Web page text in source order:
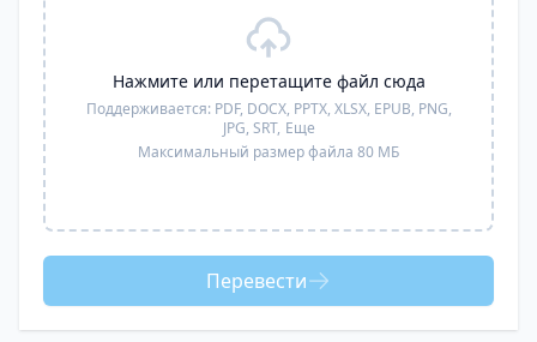
Нажмите или перетащите файл сюда
Поддерживается: PDF, DOCX, PPTX, XLSX, EPUB, PNG,
JPG, SRT, Еще
Максимальный размер файла 80 МБ
Перевести